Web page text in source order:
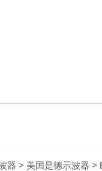
器 > 美国是德示波器 >